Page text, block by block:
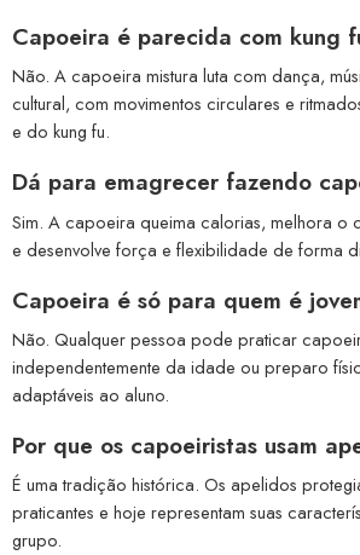
Capoeira é parecida com kung
Não. A capoeira mistura luta com dança,
cultural, com movimentos circulares e
e do kung fu.
Dá para emagrecer fazendo
Sim. A capoeira queima calorias, melhora o
e desenvolve força e flexibilidade de forma
Capoeira é só para quem é
Não. Qualquer pessoa pode praticar
independentemente da idade ou preparo
adaptáveis ao aluno.
Por que os capoeiristas usam
É uma tradição histórica. Os apelidos
praticantes e hoje representam suas
grupo.